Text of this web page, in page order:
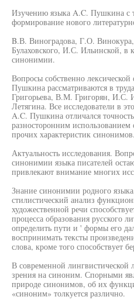
Изучению языка A.C. Пушкина с
формирование нового
B.В. Виноградова, Г.О.
Булаховского, И.С. Ильинской, в
синонимии.
Вопросы собственно
Пушкина рассматриваются в
Григорьева, В.М. Григорян, И.С.
Летягина. Все исследователи в
A.C. Пушкина отличался
разносторонним
прочих характеристик синонимов.
Актуальность исследования.
синонимии языка писателей
привлекают внимание многих
Знание синонимии родного
стилистический анализ
художественной речи
процесса образования русского
определить пути и ' формы его
воспринимать тексты
слова, кроме того способствует
В современной лингвистической
зрения на синоним. Спорными
природе синонимов, об их
«синоним» толкуется различно.